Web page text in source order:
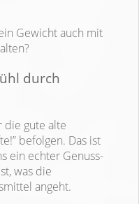
Gewicht auch mit
durch
die gute alte
befolgen. Das ist
ein echter Genuss-
was die
angeht.